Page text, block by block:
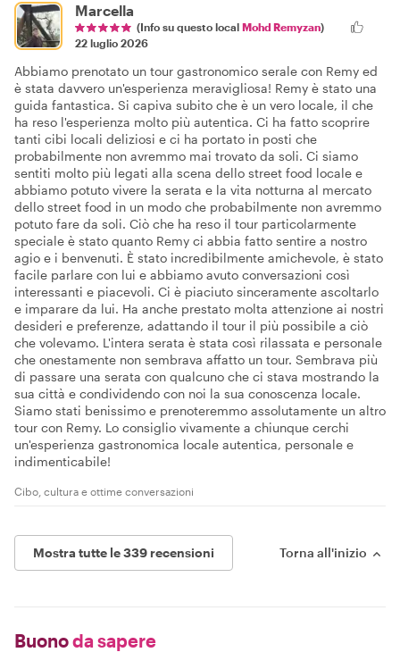
Marcella
(Info su questo local Mohd Remyzan)
22 luglio 2026
Abbiamo prenotato un tour gastronomico serale con Remy ed
è stata davvero un'esperienza meravigliosa! Remy è stato una
guida fantastica. Si capiva subito che è un vero locale, il che
ha reso l'esperienza molto più autentica. Ci ha fatto scoprire
tanti cibi locali deliziosi e ci ha portato in posti che
probabilmente non avremmo mai trovato da soli. Ci siamo
sentiti molto più legati alla scena dello street food locale e
abbiamo potuto vivere la serata e la vita notturna al mercato
dello street food in un modo che probabilmente non avremmo
potuto fare da soli. Ciò che ha reso il tour particolarmente
speciale è stato quanto Remy ci abbia fatto sentire a nostro
agio e i benvenuti. È stato incredibilmente amichevole, è stato
facile parlare con lui e abbiamo avuto conversazioni così
interessanti e piacevoli. Ci è piaciuto sinceramente ascoltarlo
e imparare da lui. Ha anche prestato molta attenzione ai nostri
desideri e preferenze, adattando il tour il più possibile a ciò
che volevamo. L'intera serata è stata così rilassata e personale
che onestamente non sembrava affatto un tour. Sembrava più
di passare una serata con qualcuno che ci stava mostrando la
sua città e condividendo con noi la sua conoscenza locale.
Siamo stati benissimo e prenoteremmo assolutamente un altro
tour con Remy. Lo consiglio vivamente a chiunque cerchi
un'esperienza gastronomica locale autentica, personale e
indimenticabile!
Cibo, cultura e ottime conversazioni
Mostra tutte le 339 recensioni Torna all'inizio
Buonoda sapere